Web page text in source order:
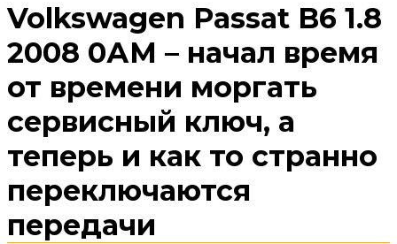
Volkswagen Passat B6 1.8
2008 0АМ – начал время
от времени моргать
сервисный ключ, а
теперь и как то странно
переключаются
передачи